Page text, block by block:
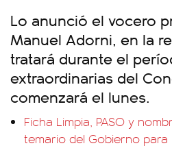
Lo anunció el vocero
Manuel Adorni, en la
tratará durante el
extraordinarias del
comenzará el lunes.
Ficha Limpia, PASO y
temario del Gobierno para